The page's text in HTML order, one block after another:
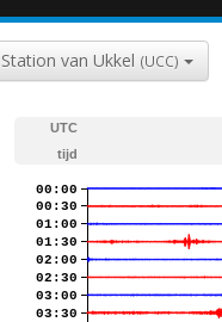
Station van Ukkel (UCC)
UTC
tijd
00:00
00:30
01:00
01:30
02:00
02:30
03:00
03:30